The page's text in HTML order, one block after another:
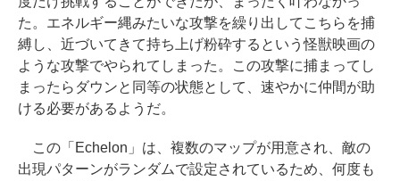
た。エネルギー縄みたいな攻撃を繰り出してこちらを捕
縛し、近づいてきて持ち上げ粉砕するという怪獣映画の
ような攻撃でやられてしまった。この攻撃に捕まってし
まったらダウンと同等の状態として、速やかに仲間が助
ける必要があるようだ。
この「Echelon」は、複数のマップが用意され、敵の
出現パターンがランダムで設定されているため、何度も